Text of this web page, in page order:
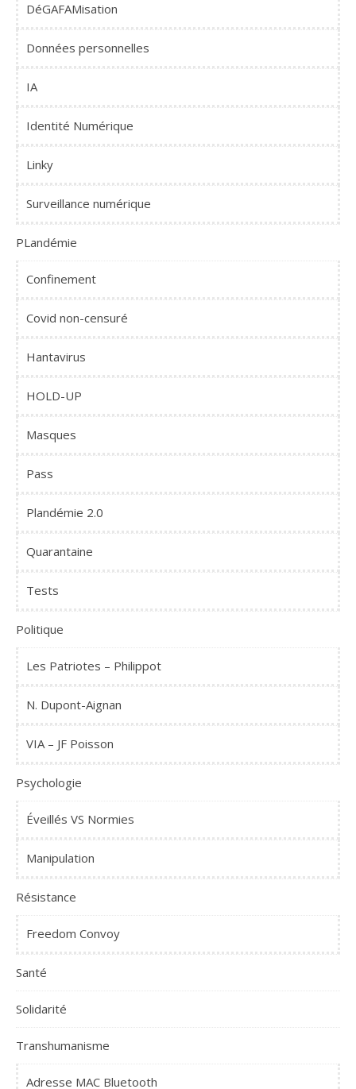
DéGAFAMisation
Données personnelles
IA
Identité Numérique
Linky
Surveillance numérique
PLandémie
Confinement
Covid non-censuré
Hantavirus
HOLD-UP
Masques
Pass
Plandémie 2.0
Quarantaine
Tests
Politique
Les Patriotes – Philippot
N. Dupont-Aignan
VIA – JF Poisson
Psychologie
Éveillés VS Normies
Manipulation
Résistance
Freedom Convoy
Santé
Solidarité
Transhumanisme
Adresse MAC Bluetooth